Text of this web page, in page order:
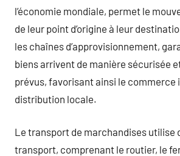
l’économie mondiale, permet le
de leur point d’origine à leur
les chaînes d’approvisionnement,
biens arrivent de manière sécurisée
prévus, favorisant ainsi le commerce
distribution locale.
Le transport de marchandises utilise
transport, comprenant le routier, le